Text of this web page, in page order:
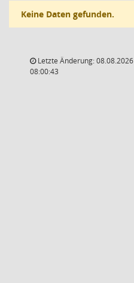
Keine Daten gefunden.
Letzte Änderung: 08.08.2026
08:00:43